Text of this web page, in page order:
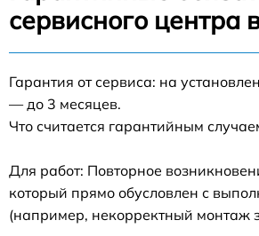
сервисного центра
Гарантия от сервиса: на
— до 3 месяцев.
Что считается гарантийным
Для работ: Повторное
который прямо обусловлен с
(например, некорректный монтаж